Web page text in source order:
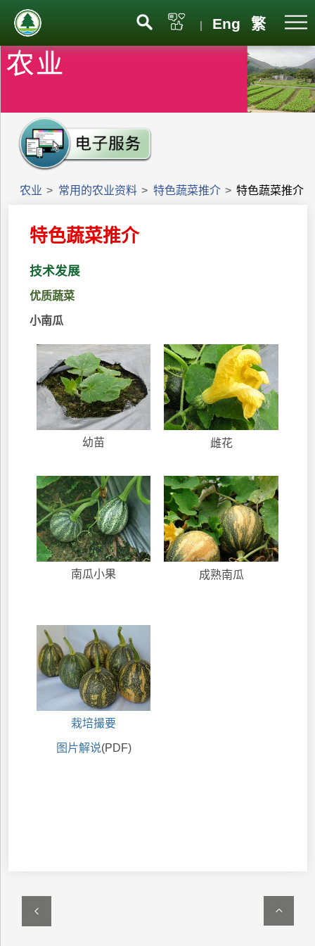
| Eng 繁
农业 > 常用的农业资料 > 特色蔬菜推介 > 特色蔬菜推介
特色蔬菜推介
技术发展
优质蔬菜
小南瓜
幼苗 雌花
南瓜小果 成熟南瓜
栽培撮要
图片解说(PDF)